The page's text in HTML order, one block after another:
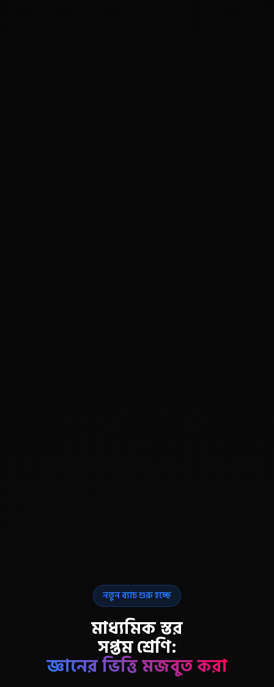
নতুন ব্যাচ শুরু হচ্ছে
মাধ্যমিক স্তর
সপ্তম শ্রেণি:
জ্ঞানের ভিত্তি মজবুত করা